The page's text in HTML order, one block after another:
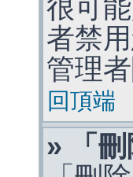
很可
者禁
管理
回頂端
» 「